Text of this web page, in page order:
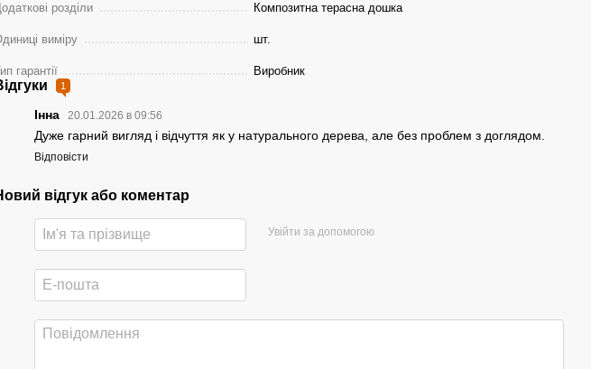
розділи Композитна терасна дошка
виміру шт.
гарантії Виробник
1
Інна 20.01.2026 в 09:56
Дуже гарний вигляд і відчуття як у натурального дерева, але без проблем з доглядом.
Відповісти
відгук або коментар
Увійти за допомогою